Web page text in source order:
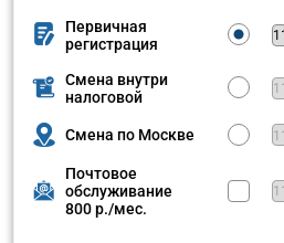
Первичная
регистрация
Смена внутри
налоговой
Смена по Москве
Почтовое
обслуживание
800 р./мес.